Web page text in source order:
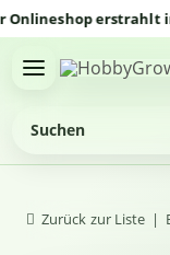
erstrahlt in
Zurück zur Liste